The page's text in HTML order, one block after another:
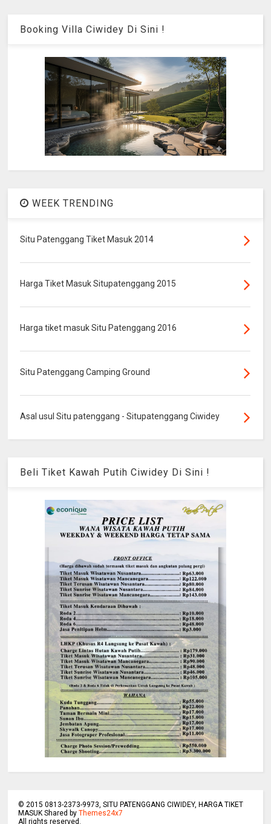
Booking Villa Ciwidey Di Sini !
WEEK TRENDING
Situ Patenggang Tiket Masuk 2014
Harga Tiket Masuk Situpatenggang 2015
Harga tiket masuk Situ Patenggang 2016
Situ Patenggang Camping Ground
Asal usul Situ patenggang - Situpatenggang Ciwidey
Beli Tiket Kawah Putih Ciwidey Di Sini !
© 2015 0813-2373-9973, SITU PATENGGANG CIWIDEY, HARGA TIKET
MASUK Shared byThemes24x7
All rights reserved.